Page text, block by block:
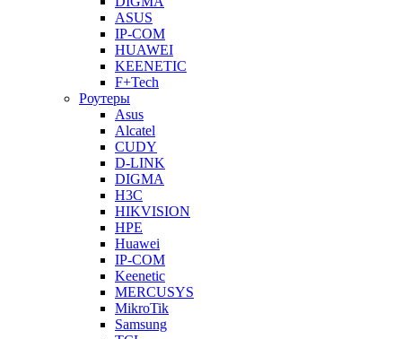
ASUS
IP-COM
HUAWEI
KEENETIC
F+Tech
Роутеры
Asus
Alcatel
CUDY
D-LINK
DIGMA
H3C
HIKVISION
HPE
Huawei
IP-COM
Keenetic
MERCUSYS
MikroTik
Samsung